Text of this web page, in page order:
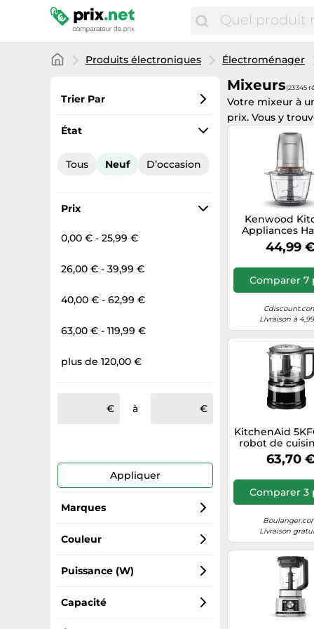
Produits électroniques Électroménager
Trier Par
Préférés
Prix total
État
Tous Neuf D’occasion
Prix
0,00 € - 25,99 €
26,00 € - 39,99 €
40,00 € - 62,99 €
63,00 € - 119,99 €
plus de 120,00 €
à
Appliquer
Marques
Moulinex
KitchenAid
Kenwood Kitchen Appliances
Couleur
Blanc
Noir
Puissance (W)
1000
Capacité
Mixeurs(23 345
Votre mixeur à
prix. Vous y
Kenwood
Appliances
44,99 €
Comparer 7
Livraison à
KitchenAid
robot de
W 0,83 L
63,70 €
Comparer 3
Livraison